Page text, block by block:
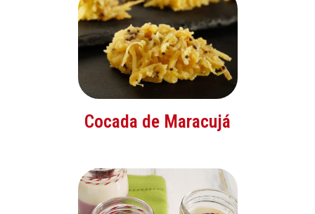
Cocada de Maracujá